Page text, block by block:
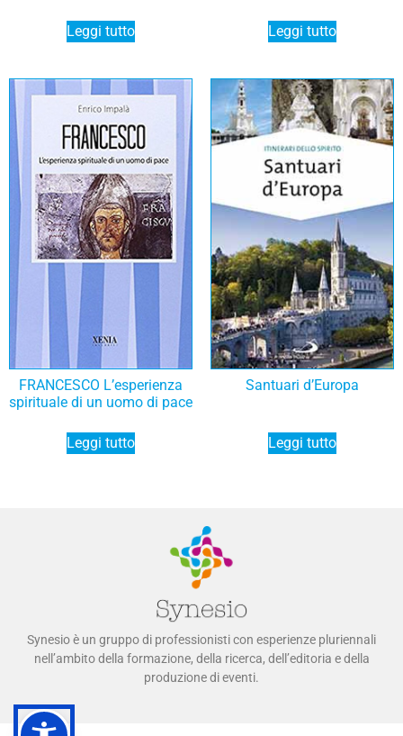
Leggi tutto Leggi tutto
FRANCESCO L’esperienza
spirituale di un uomo di pace
Leggi tutto
Santuari d’Europa
Leggi tutto
Synesio è un gruppo di professionisti con esperienze pluriennali
nell’ambito della formazione, della ricerca, dell’editoria e della
produzione di eventi.